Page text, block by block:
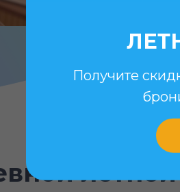
Получите